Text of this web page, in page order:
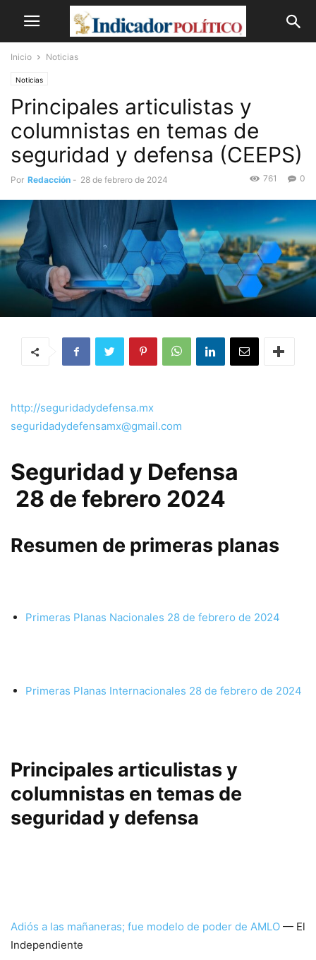
Inicio Noticias
Noticias
Principales articulistas y
columnistas en temas de
seguridad y defensa (CEEPS)
Por Redacción - 28 de febrero de 2024 0
761
http://seguridadydefensa.mx
seguridadydefensamx@gmail.com
Seguridad y Defensa
28 de febrero 2024
Resumen de primeras planas
Primeras Planas Nacionales 28 de febrero de 2024
Primeras Planas Internacionales 28 de febrero de 2024
Principales articulistas y
columnistas en temas de
seguridad y defensa
Adiós a las mañaneras; fue modelo de poder de AMLO — El
Independiente